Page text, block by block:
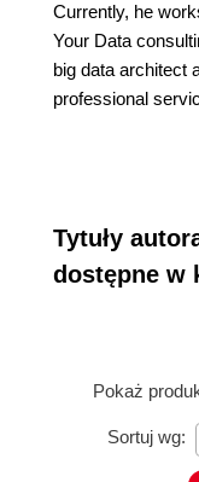
Currently, he
Your Data
big data architect
professional
Tytuły
dostępne w
Pokaż
Sortuj wg: